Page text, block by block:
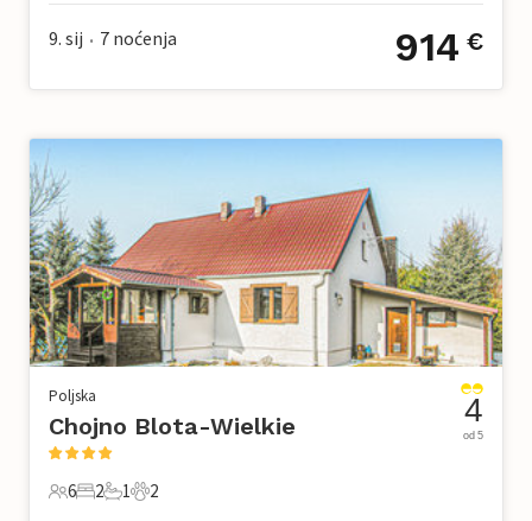
9. sij • 7 noćenja 914 €
Poljska
Chojno Blota-Wielkie
6 Gosti
6
2 Spavaće sobe
2
1 Kupaonica
1
2 Kućni ljubimac
2
4
od 5